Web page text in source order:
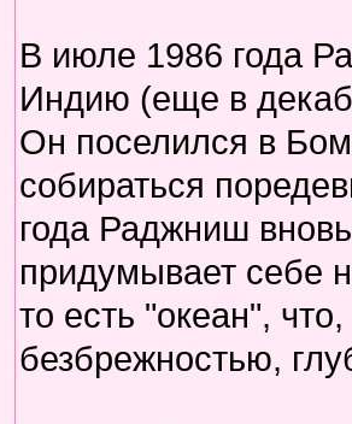
В июле 1986 года
Индию (еще в
Он поселился в
собираться
года Раджниш
придумывает себе
то есть "океан",
безбрежностью,